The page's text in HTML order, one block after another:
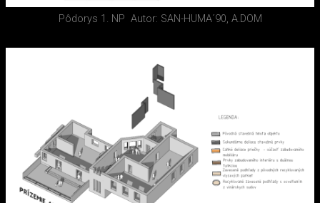
Pôdorys 1. NP Autor: SAN-HUMA´90, A.DOM